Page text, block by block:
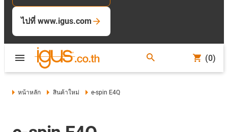
ไปที่ www.igus.com
(0)
หน้าหลัก สินค้าใหม่ e-spin E4Q